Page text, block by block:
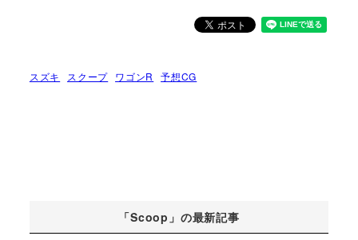
スズキ スクープ ワゴンR 予想CG
「Scoop」の最新記事